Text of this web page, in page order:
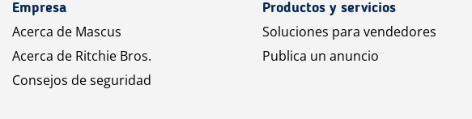
Empresa
Acerca de Mascus
Acerca de Ritchie Bros.
Consejos de seguridad
Productos y servicios
Soluciones para vendedores
Publica un anuncio